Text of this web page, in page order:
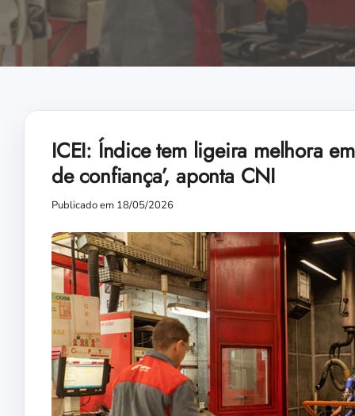
ICEI: Índice tem ligeira melhora
de confiança’, aponta CNI
Publicado em 18/05/2026